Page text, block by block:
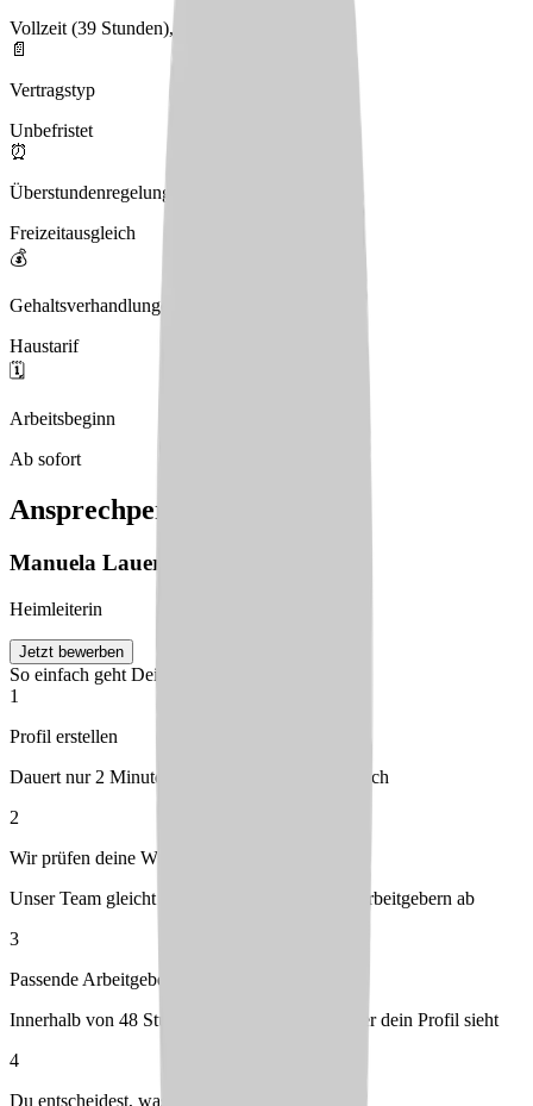
Vollzeit (39 Stunden), Teilzeit
📄
Vertragstyp
Unbefristet
⏰
Überstundenregelung
Freizeitausgleich
💰
Gehaltsverhandlungen
Haustarif
🗓️
Arbeitsbeginn
Ab sofort
Ansprechperson
Manuela Lauer
Heimleiterin
Jetzt bewerben
So einfach geht Deine Bewerbung
1
Profil erstellen
Dauert nur 2 Minuten – kostenlos & unverbindlich
2
Wir prüfen deine Wünsche
Unser Team gleicht dein Profil mit passenden Arbeitgebern ab
3
Passende Arbeitgeber melden sich bei dir
Innerhalb von 48 Stunden – du entscheidest, wer dein Profil sieht
4
Du entscheidest, was passt